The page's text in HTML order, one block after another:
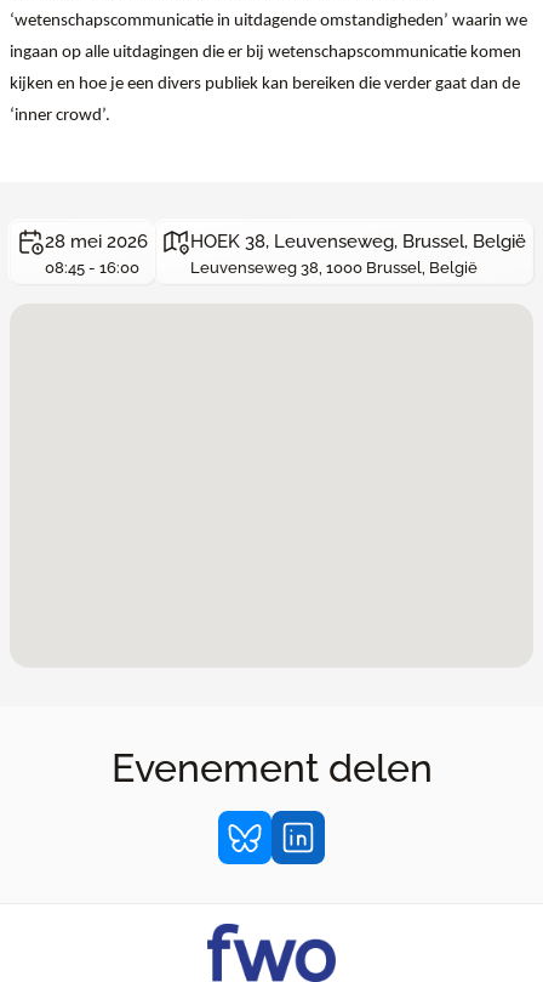
‘wetenschapscommunicatie in uitdagende omstandigheden’ waarin we
ingaan op alle uitdagingen die er bij wetenschapscommunicatie komen
kijken en hoe je een divers publiek kan bereiken die verder gaat dan de
‘inner crowd’.
28 mei 2026
08:45 - 16:00
HOEK 38, Leuvenseweg, Brussel, België
Leuvenseweg 38, 1000 Brussel, België
Evenement delen